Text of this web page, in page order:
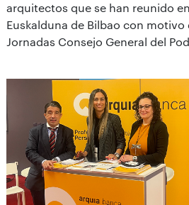
arquitectos que se han reunido
Euskalduna de Bilbao con motivo
Jornadas Consejo General del